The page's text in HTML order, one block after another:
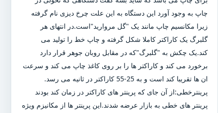
چاپ به وجود آورد این دستگاه به این علت چرخ دیزی نام گرفته
زیرا مکانسیم چاپ مانند یک "گل مروارید"است.در انتهای هر
گلبرگ یک کاراکتر کاملا شکل گرفته و چاپ خط را تولید می
کند.یک چکش به "گلبرگ"که در مقابل روبان جوهر قرار دارد
برخورد می کند و کاراکتر ها را بر روی کاغذ چاپ می کند و سرعت
ان ها تقریبا کند است و به 25-55 کاراکتر در ثانیه می رسد.
پرینترخطی:از آن جای که پرینتر های کاراکتر در زمان کند بودند
پرینتر های خطی به بازار عرضه شدند.این پرینتر ها از مکانیزم ویژه